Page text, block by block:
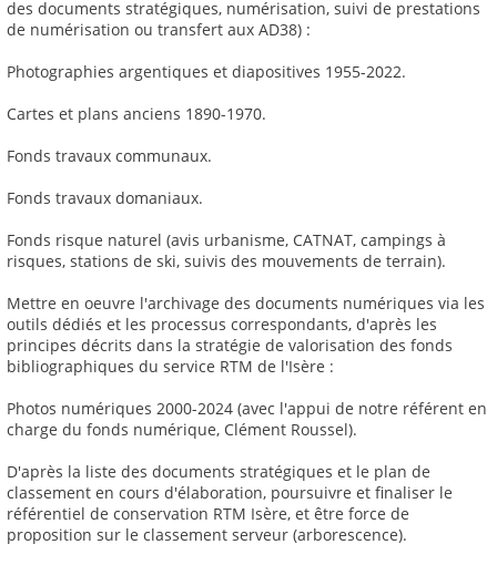
des documents stratégiques, numérisation, suivi de prestations
de numérisation ou transfert aux AD38) :
Photographies argentiques et diapositives 1955-2022.
Cartes et plans anciens 1890-1970.
Fonds travaux communaux.
Fonds travaux domaniaux.
Fonds risque naturel (avis urbanisme, CATNAT, campings à
risques, stations de ski, suivis des mouvements de terrain).
Mettre en oeuvre l'archivage des documents numériques via les
outils dédiés et les processus correspondants, d'après les
principes décrits dans la stratégie de valorisation des fonds
bibliographiques du service RTM de l'Isère :
Photos numériques 2000-2024 (avec l'appui de notre référent en
charge du fonds numérique, Clément Roussel).
D'après la liste des documents stratégiques et le plan de
classement en cours d'élaboration, poursuivre et finaliser le
référentiel de conservation RTM Isère, et être force de
proposition sur le classement serveur (arborescence).